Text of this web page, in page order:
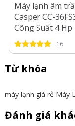
Máy lạnh âm
Casper CC-
Công Suất 4 Hp
16
Từ khóa
máy lạnh giá rẻ Máy
Đánh giá